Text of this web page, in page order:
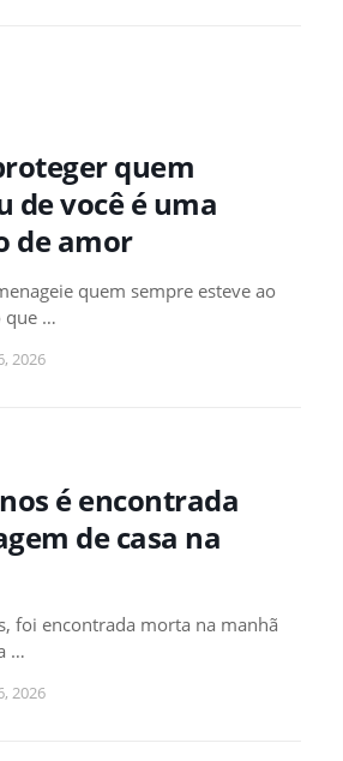
quem
de você é uma
de amor
quem sempre esteve ao
que …
2026
é encontrada
de casa na
foi encontrada morta na manhã
…
2026